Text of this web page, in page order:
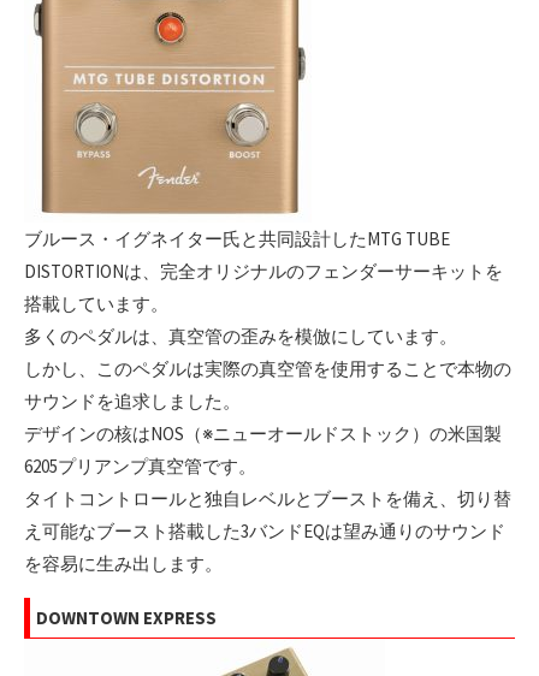
ブルース・イグネイター氏と共同設計したMTG TUBE
DISTORTIONは、完全オリジナルのフェンダーサーキットを
搭載しています。
多くのペダルは、真空管の歪みを模倣にしています。
しかし、このペダルは実際の真空管を使用することで本物の
サウンドを追求しました。
デザインの核はNOS（※ニューオールドストック）の米国製
6205プリアンプ真空管です。
タイトコントロールと独自レベルとブーストを備え、切り替
え可能なブースト搭載した3バンドEQは望み通りのサウンド
を容易に生み出します。
DOWNTOWN EXPRESS